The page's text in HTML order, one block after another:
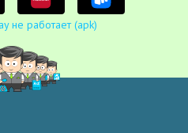
не работает (apk)